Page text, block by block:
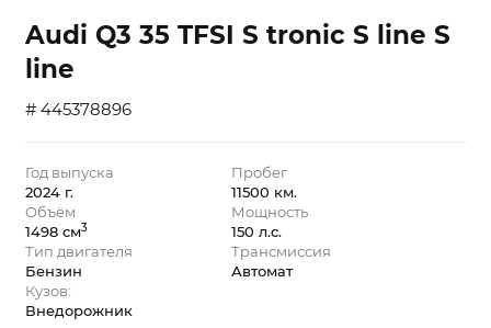
Audi Q3 35 TFSI S tronic S line S
line
# 445378896
Год выпуска
2024 г.
Пробег
11500 км.
Объём
1498 см3
Мощность
150 л.с.
Тип двигателя
Бензин
Трансмиссия
Автомат
Кузов:
Внедорожник